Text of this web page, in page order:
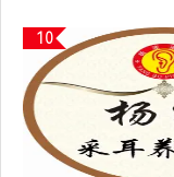
10